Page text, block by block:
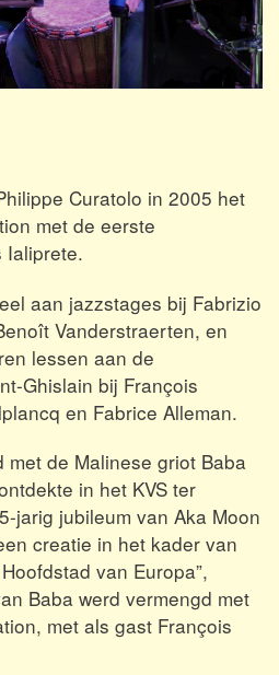
Curatolo in 2005 het
met de eerste
Ialiprete.
aan jazzstages bij Fabrizio
Vanderstraerten, en
lessen aan de
Ghislain bij François
en Fabrice Alleman.
met de Malinese griot Baba
in het KVS ter
jarig jubileum van Aka Moon
creatie in het kader van
van Europa”,
Baba werd vermengd met
met als gast François